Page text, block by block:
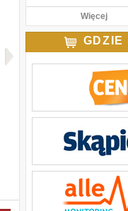
Masz Dying Light,
pograć Mario?
Lighcie [WIDEO]
Trailer premierowy
superpłynnych 60
[WIDEO]
W Dying Light
wcielić się w
Więcej
GDZIE